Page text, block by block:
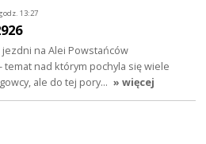
13:27
jezdni na Alei Powstańców
nad którym pochyla się wiele
ale do tej pory… » więcej